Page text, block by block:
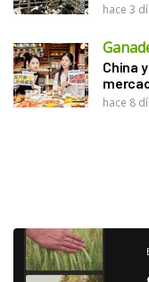
hace 3
China
hace 8